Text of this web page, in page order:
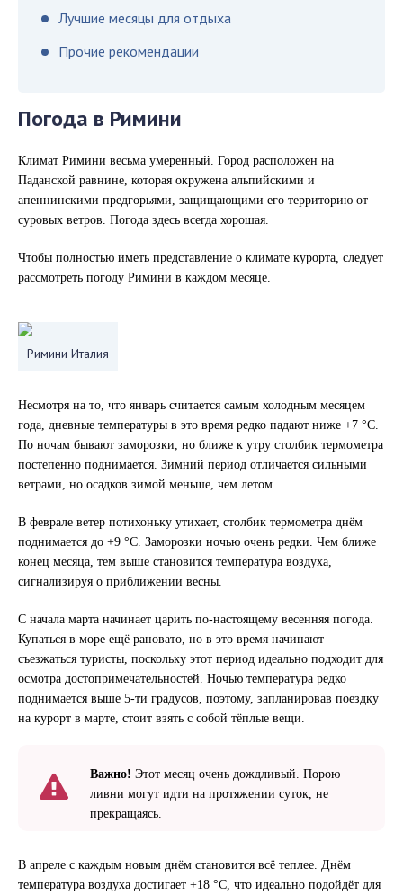
Лучшие месяцы для отдыха
Прочие рекомендации
Погода в Римини
Климат Римини весьма умеренный. Город расположен на
Паданской равнине, которая окружена альпийскими и
апеннинскими предгорьями, защищающими его территорию от
суровых ветров. Погода здесь всегда хорошая.
Чтобы полностью иметь представление о климате курорта, следует
рассмотреть погоду Римини в каждом месяце.
Римини Италия
Несмотря на то, что январь считается самым холодным месяцем
года, дневные температуры в это время редко падают ниже +7 °С.
По ночам бывают заморозки, но ближе к утру столбик термометра
постепенно поднимается. Зимний период отличается сильными
ветрами, но осадков зимой меньше, чем летом.
В феврале ветер потихоньку утихает, столбик термометра днём
поднимается до +9 °C. Заморозки ночью очень редки. Чем ближе
конец месяца, тем выше становится температура воздуха,
сигнализируя о приближении весны.
С начала марта начинает царить по-настоящему весенняя погода.
Купаться в море ещё рановато, но в это время начинают
съезжаться туристы, поскольку этот период идеально подходит для
осмотра достопримечательностей. Ночью температура редко
поднимается выше 5-ти градусов, поэтому, запланировав поездку
на курорт в марте, стоит взять с собой тёплые вещи.
Важно! Этот месяц очень дождливый. Порою
ливни могут идти на протяжении суток, не
прекращаясь.
В апреле с каждым новым днём становится всё теплее. Днём
температура воздуха достигает +18 °C, что идеально подойдёт для